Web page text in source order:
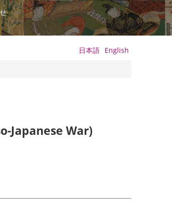
日本語 English
Japanese War)